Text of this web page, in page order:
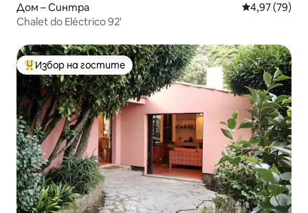
Дом – Синтра Средна
4,97 (79)
Chalet do Eléctrico 92'
Най-популярен избор на гостите
Избор на гостите